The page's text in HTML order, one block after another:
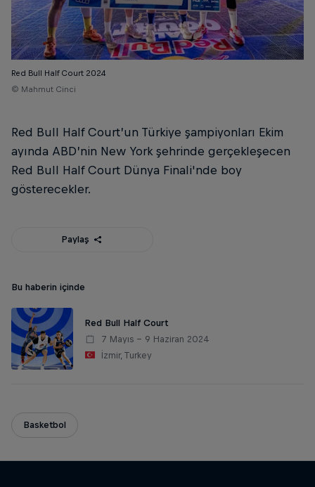
Red Bull Half Court 2024
© Mahmut Cinci
Red Bull Half Court’un Türkiye şampiyonları Ekim
ayında ABD’nin New York şehrinde gerçekleşecen
Red Bull Half Court Dünya Finali'nde boy
gösterecekler.
Paylaş
Bu haberin içinde
Red Bull Half Court
7 Mayıs – 9 Haziran 2024
İzmir, Turkey
Basketbol